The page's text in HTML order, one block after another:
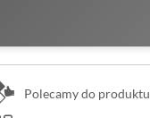
Polecamy do produktu